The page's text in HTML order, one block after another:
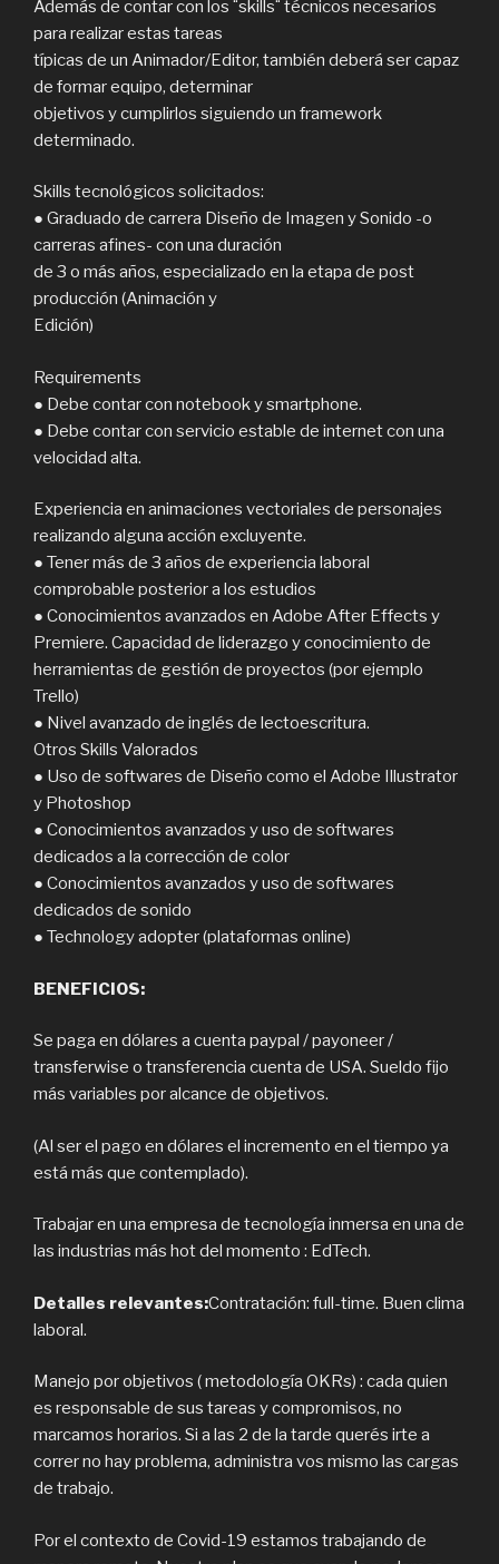
Además de contar con los ¨skills¨ técnicos necesarios
para realizar estas tareas
típicas de un Animador/Editor, también deberá ser capaz
de formar equipo, determinar
objetivos y cumplirlos siguiendo un framework
determinado.
Skills tecnológicos solicitados:
● Graduado de carrera Diseño de Imagen y Sonido -o
carreras afines- con una duración
de 3 o más años, especializado en la etapa de post
producción (Animación y
Edición)
Requirements
● Debe contar con notebook y smartphone.
● Debe contar con servicio estable de internet con una
velocidad alta.
Experiencia en animaciones vectoriales de personajes
realizando alguna acción excluyente.
● Tener más de 3 años de experiencia laboral
comprobable posterior a los estudios
● Conocimientos avanzados en Adobe After Effects y
Premiere. Capacidad de liderazgo y conocimiento de
herramientas de gestión de proyectos (por ejemplo
Trello)
● Nivel avanzado de inglés de lectoescritura.
Otros Skills Valorados
● Uso de softwares de Diseño como el Adobe Illustrator
y Photoshop
● Conocimientos avanzados y uso de softwares
dedicados a la corrección de color
● Conocimientos avanzados y uso de softwares
dedicados de sonido
● Technology adopter (plataformas online)
BENEFICIOS:
Se paga en dólares a cuenta paypal / payoneer /
transferwise o transferencia cuenta de USA. Sueldo fijo
más variables por alcance de objetivos.
(Al ser el pago en dólares el incremento en el tiempo ya
está más que contemplado).
Trabajar en una empresa de tecnología inmersa en una de
las industrias más hot del momento : EdTech.
Detalles relevantes:Contratación: full-time. Buen clima
laboral.
Manejo por objetivos ( metodología OKRs) : cada quien
es responsable de sus tareas y compromisos, no
marcamos horarios. Si a las 2 de la tarde querés irte a
correr no hay problema, administra vos mismo las cargas
de trabajo.
Por el contexto de Covid-19 estamos trabajando de